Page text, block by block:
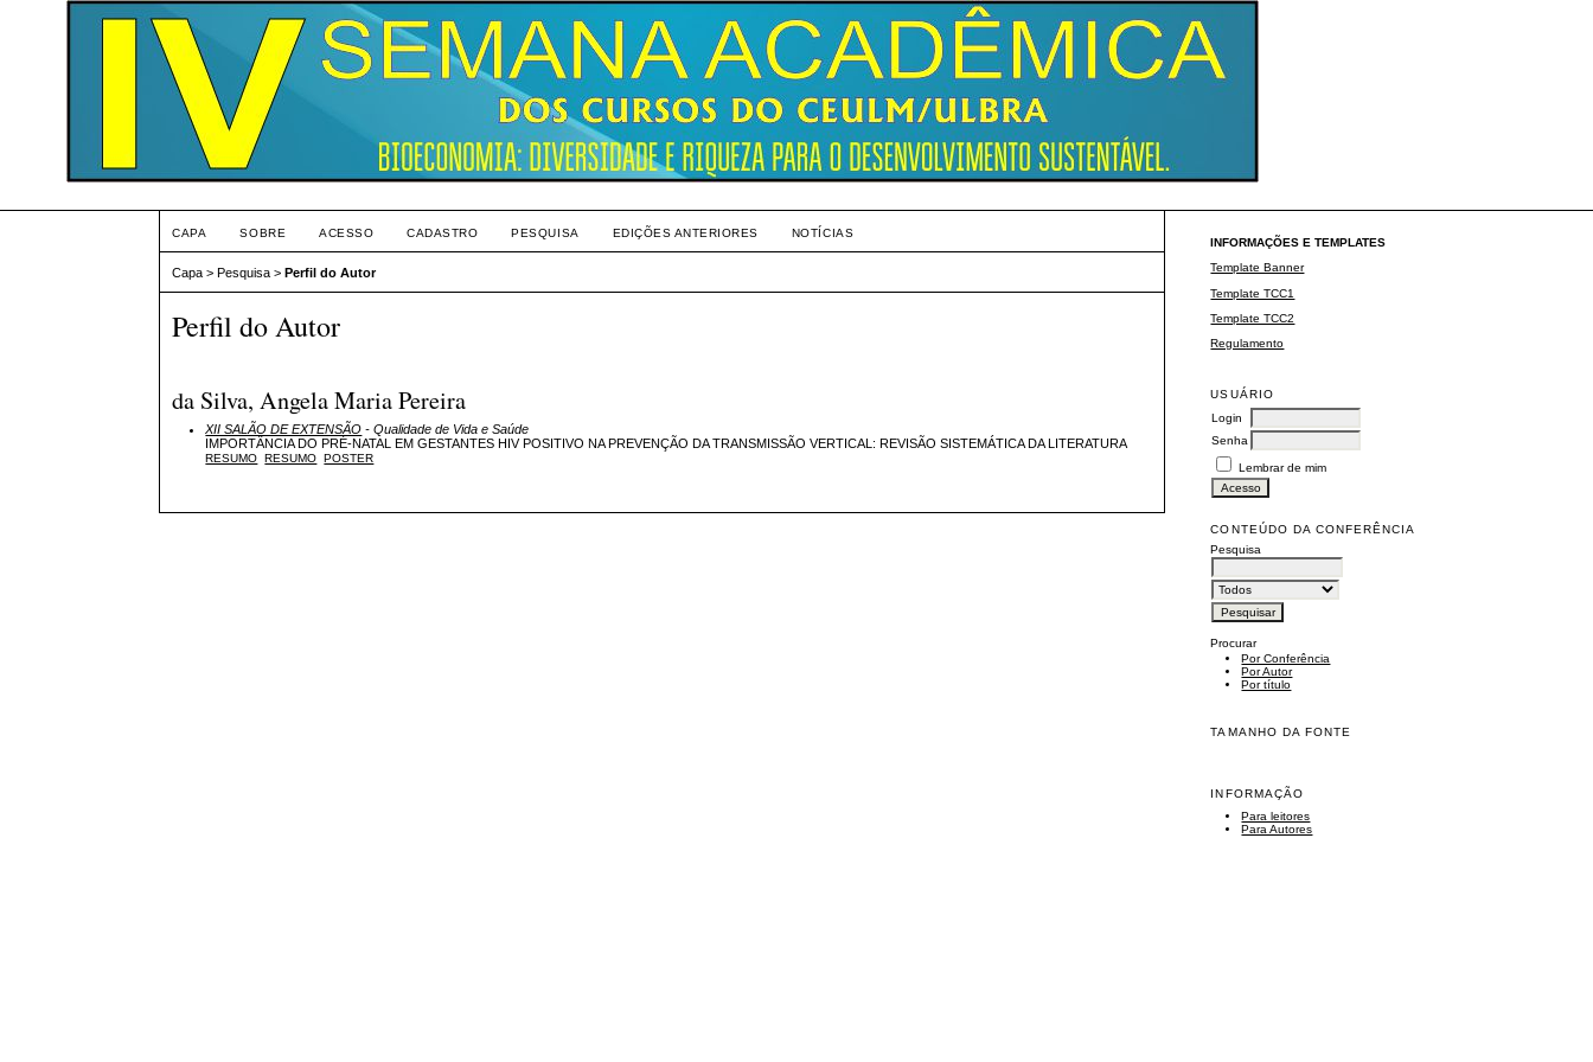
INFORMAÇÕES E TEMPLATES
Template Banner
Template TCC1
Template TCC2
Regulamento
USUÁRIO
Login
Senha
Lembrar de mim
CONTEÚDO DA CONFERÊNCIA
Pesquisa
Procurar
Por Conferência
Por Autor
Por título
TAMANHO DA FONTE
INFORMAÇÃO
Para leitores
Para Autores
CAPA SOBRE ACESSO CADASTRO PESQUISA EDIÇÕES ANTERIORES NOTÍCIAS
Capa >Pesquisa >Perfil do Autor
Perfil do Autor
da Silva, Angela Maria Pereira
XII SALÃO DE EXTENSÃO - Qualidade de Vida e Saúde
IMPORTÂNCIA DO PRÉ-NATAL EM GESTANTES HIV POSITIVO NA PREVENÇÃO DA TRANSMISSÃO VERTICAL: REVISÃO SISTEMÁTICA DA LITERATURA
RESUMO RESUMO POSTER